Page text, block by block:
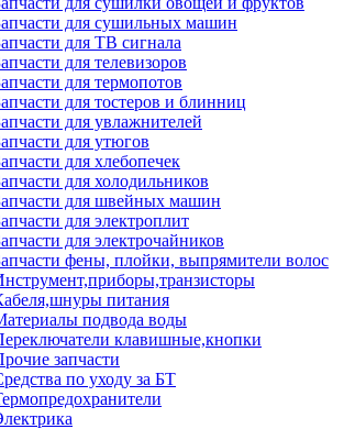
для сушильных машин
для ТВ сигнала
для телевизоров
для термопотов
для тостеров и блинниц
для увлажнителей
для утюгов
для хлебопечек
для холодильников
для швейных машин
для электроплит
для электрочайников
фены, плойки, выпрямители волос
питания
подвода воды
клавишные,кнопки
запчасти
по уходу за БТ